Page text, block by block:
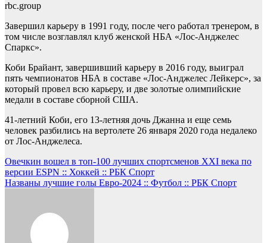
rbc.group
Завершил карьеру в 1991 году, после чего работал тренером, в
том числе возглавлял клуб женской НБА «Лос-Анджелес
Спаркс».
Коби Брайант, завершивший карьеру в 2016 году, выиграл
пять чемпионатов НБА в составе «Лос-Анджелес Лейкерс», за
который провел всю карьеру, и две золотые олимпийские
медали в составе сборной США.
41-летний Коби, его 13-летняя дочь Джанна и еще семь
человек разбились на вертолете 26 января 2020 года недалеко
от Лос-Анджелеса.
Навигация
по
Овечкин вошел в топ-100 лучших спортсменов ХХI века по
версии ESPN :: Хоккей :: РБК Спорт
Названы лучшие голы Евро-2024 :: Футбол :: РБК Спорт